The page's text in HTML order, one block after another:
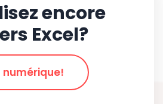
encore
Excel?
numérique!